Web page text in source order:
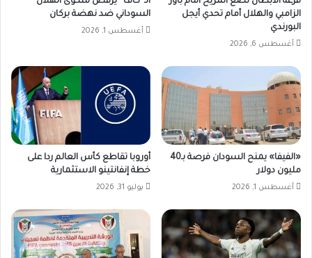
الزامبي والهلال أمام تحدي أيجل
البورندي
أغسطس 6, 2026
السوداني ضد نهضة بركان
أغسطس 1, 2026
«الفيفا» يمنح السودان فرصة بـ40
مليون دولار
أغسطس 1, 2026
أوروبا تقاطع كأس العالم ردا على
خطة إنفانتينو الاستثمارية
يوليو 31, 2026